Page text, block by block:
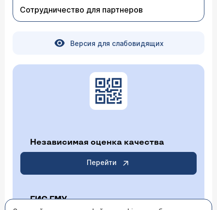
Сотрудничество для партнеров
Версия для слабовидящих
Независимая оценка качества
Перейти
ГИС ГМУ